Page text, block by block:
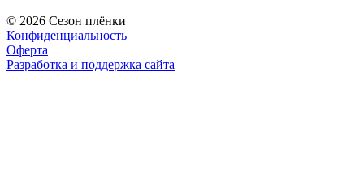
© 2026 Сезон плёнки
Конфиденциальность
Оферта
Разработка и поддержка сайта